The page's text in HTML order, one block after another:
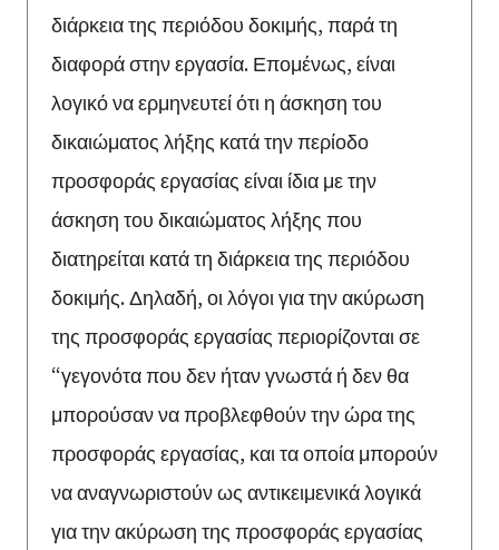
διάρκεια της περιόδου δοκιμής, παρά τη
διαφορά στην εργασία. Επομένως, είναι
λογικό να ερμηνευτεί ότι η άσκηση του
δικαιώματος λήξης κατά την περίοδο
προσφοράς εργασίας είναι ίδια με την
άσκηση του δικαιώματος λήξης που
διατηρείται κατά τη διάρκεια της περιόδου
δοκιμής. Δηλαδή, οι λόγοι για την ακύρωση
της προσφοράς εργασίας περιορίζονται σε
“γεγονότα που δεν ήταν γνωστά ή δεν θα
μπορούσαν να προβλεφθούν την ώρα της
προσφοράς εργασίας, και τα οποία μπορούν
να αναγνωριστούν ως αντικειμενικά λογικά
για την ακύρωση της προσφοράς εργασίας